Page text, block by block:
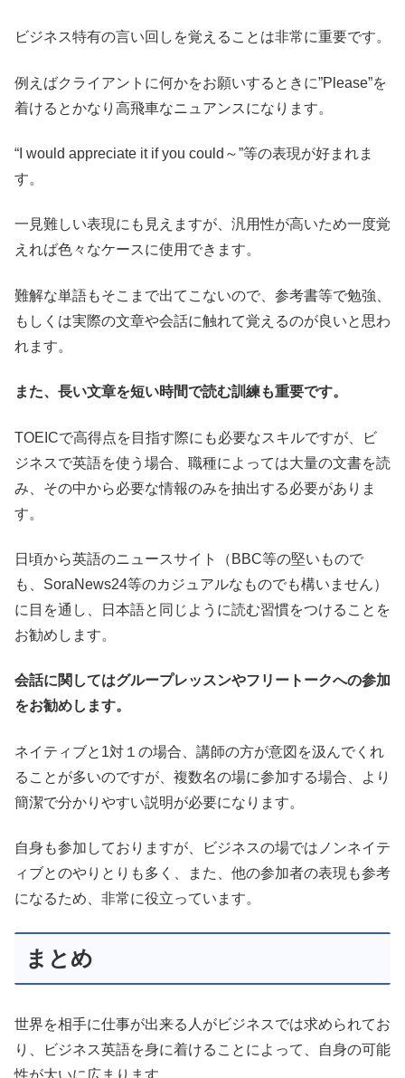
ビジネス特有の言い回しを覚えることは非常に重要です。
例えばクライアントに何かをお願いするときに”Please”を
着けるとかなり高飛車なニュアンスになります。
“I would appreciate it if you could～”等の表現が好まれま
す。
一見難しい表現にも見えますが、汎用性が高いため一度覚
えれば色々なケースに使用できます。
難解な単語もそこまで出てこないので、参考書等で勉強、
もしくは実際の文章や会話に触れて覚えるのが良いと思わ
れます。
また、長い文章を短い時間で読む訓練も重要です。
TOEICで高得点を目指す際にも必要なスキルですが、ビ
ジネスで英語を使う場合、職種によっては大量の文書を読
み、その中から必要な情報のみを抽出する必要がありま
す。
日頃から英語のニュースサイト（BBC等の堅いもので
も、SoraNews24等のカジュアルなものでも構いません）
に目を通し、日本語と同じように読む習慣をつけることを
お勧めします。
会話に関してはグループレッスンやフリートークへの参加
をお勧めします。
ネイティブと1対１の場合、講師の方が意図を汲んでくれ
ることが多いのですが、複数名の場に参加する場合、より
簡潔で分かりやすい説明が必要になります。
自身も参加しておりますが、ビジネスの場ではノンネイテ
ィブとのやりとりも多く、また、他の参加者の表現も参考
になるため、非常に役立っています。
まとめ
世界を相手に仕事が出来る人がビジネスでは求められてお
り、ビジネス英語を身に着けることによって、自身の可能
性が大いに広まります。